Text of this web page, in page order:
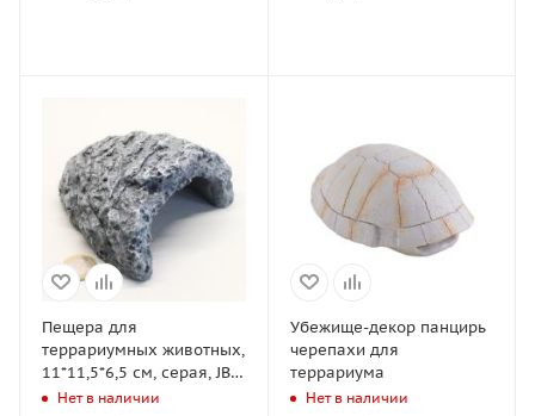
Пещера для
террариумных животных,
11*11,5*6,5 cм, серая, JBL
ReptilCava Grey S
Нет в наличии
Убежище-декор панцирь
черепахи для
террариума
Нет в наличии